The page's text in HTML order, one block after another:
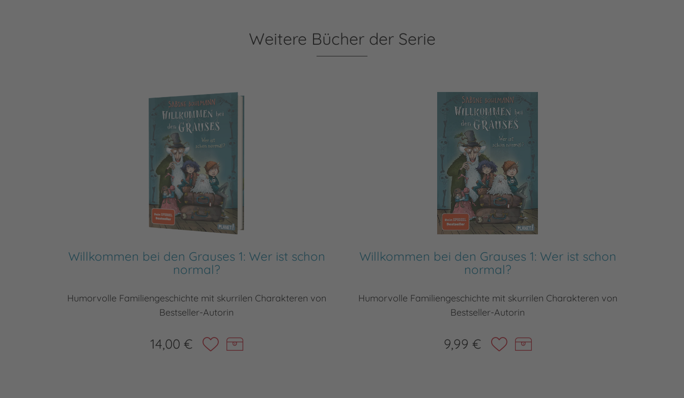
Weitere Bücher der Serie
Willkommen bei den Grauses 1: Wer ist schon
normal?
Humorvolle Familiengeschichte mit skurrilen Charakteren von
Bestseller-Autorin
14,00 €
Willkommen bei den Grauses 1: Wer ist schon
normal?
Humorvolle Familiengeschichte mit skurrilen Charakteren von
Bestseller-Autorin
9,99 €